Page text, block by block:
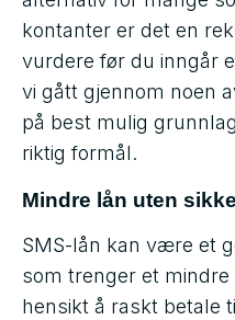
kontanter er det en
vurdere før du inngår
vi gått gjennom noen
på best mulig
riktig formål.
Mindre lån uten
SMS-lån kan være et
som trenger et
hensikt å raskt betale